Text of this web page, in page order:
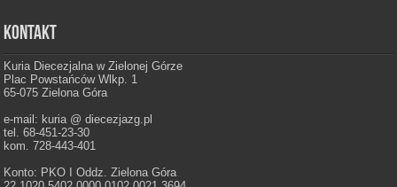
Kontakt
Kuria Diecezjalna w Zielonej Górze
Plac Powstańców Wlkp. 1
65-075 Zielona Góra
e-mail: kuria @ diecezjazg.pl
tel. 68-451-23-30
kom. 728-443-401
Konto: PKO I Oddz. Zielona Góra